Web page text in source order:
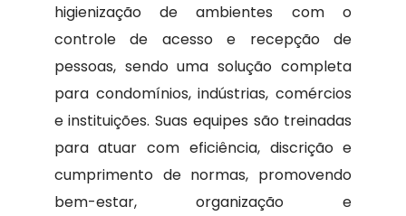
higienização de ambientes com o
controle de acesso e recepção de
pessoas, sendo uma solução completa
para condomínios, indústrias, comércios
e instituições. Suas equipes são treinadas
para atuar com eficiência, discrição e
cumprimento de normas, promovendo
bem-estar, organização e